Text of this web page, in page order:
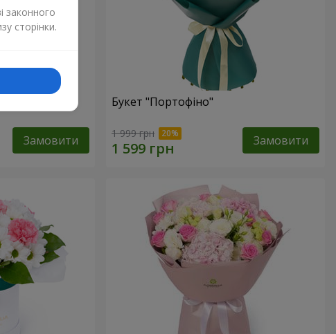
Замовити
Букет "Портофіно"
1 999 грн Замовити
законного
сторінки.